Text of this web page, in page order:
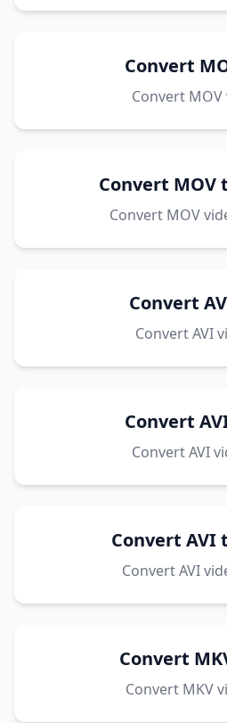
Convert
Convert
Convert MOV
Convert MOV
Convert
Convert AVI
Convert
Convert AVI
Convert AVI
Convert AVI
Convert
Convert MKV